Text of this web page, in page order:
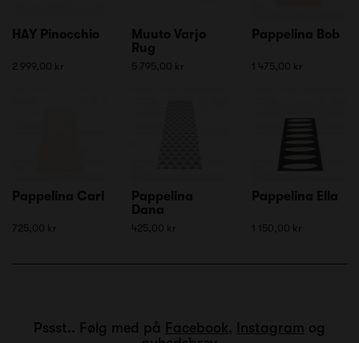
HAY Pinocchio
2 999,00 kr
Muuto Varjo
Rug
5 795,00 kr
Pappelina Bob
1 475,00 kr
Pappelina Carl
725,00 kr
Pappelina
Dana
425,00 kr
Pappelina Ella
1 150,00 kr
Pssst.. Følg med på Facebook, Instagram og